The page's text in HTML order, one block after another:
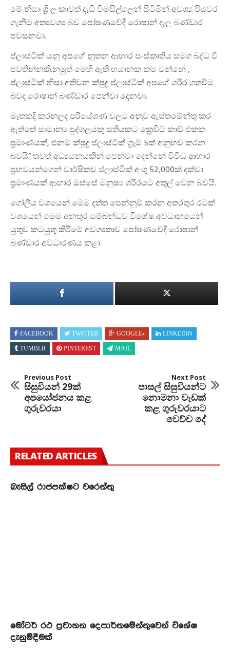
මේ නිසා ශ්‍රී ලංකාවත් දැඩි විමසිල්ලෙන් සිටිමින් අවශ්‍ය පියවර
ගැනීම අත්‍යවශ්‍ය බව පෝෂණවේදී රොෂාන් දෑල බණ්ඩාර
පවසනවා.
ප්ලාස්ටික් යනු අපගේ නූතන ආහාර සංස්කෘතිය සමග බද්ධ වී
පවතින්නකි.නමුත් මෙහි ඇති භයානක කම වන්නේ ,
ප්ලාස්ටික් නිසා අතිවන ක්ෂුද්‍ර ප්ලාස්ටික් අපගේ ශරීර ගතවීම
බවද රොෂාන් බණ්ඩාර පෙන්වා දෙනවා.
මෑතකදි කරනලද පරියේශණ වලට අනුව ඇස්තමේන්තු කර
ඇත්තේ සාමාන්‍ය පුද්ගලයකු සතියකට ක්‍රෙඩිට් කාඩ් එකක
ප්‍රමාණයක්, එනම් ක්ෂුද්‍ර ප්ලාස්ටික් ග්‍රෑම් 5ක් අනුභව කරන
බවයි” තවත් අධ්‍යයනයකින් පෙන්වා දෙන්නේ විවිධ ආහාර
ප්‍රභවයන්ගෙන් වාර්ෂිකව ප්ලාස්ටික් අංශු 52,000ක් දක්වා
ප්‍රමාණයක් ආහාර ඔස්සේ මනුෂ්‍ය ශරීරයට අතුල් වෙන බවයි.
ගෝලීය වශයෙන් මෙම දත්ත පෙන්නුම් කරන අතරතුර රටක්
වශයෙන් මෙම අනතුර සම්බන්ධව විශේෂ අවධානයෙන්
යුතුව කටයුතු කිරීමේ අවශ්‍යතාව පෝෂණවේදී රොෂාන්
බණ්ඩාර අවධාරණය කළා.
FACEBOOK TWITTER GOOGLE+ LINKEDIN
TUMBLR PINTEREST MAIL
Previous Post
සිසුවියන් 29ක්
අපයෝජනය කළ
ගුරුවරයා
Next Post
පාසල් සිසුවියන්ට
නොමනා වැඩක්
කළ ගුරුවරයාට
වෙච්ච දේ
RELATED ARTICLES
බැසිල් රාජපක්ෂට වරෙන්තු
මෝටර් රථ ප්‍රවාහන දෙපාර්තමේන්තුවෙන් විශේෂ
දැනුම්දීමක්